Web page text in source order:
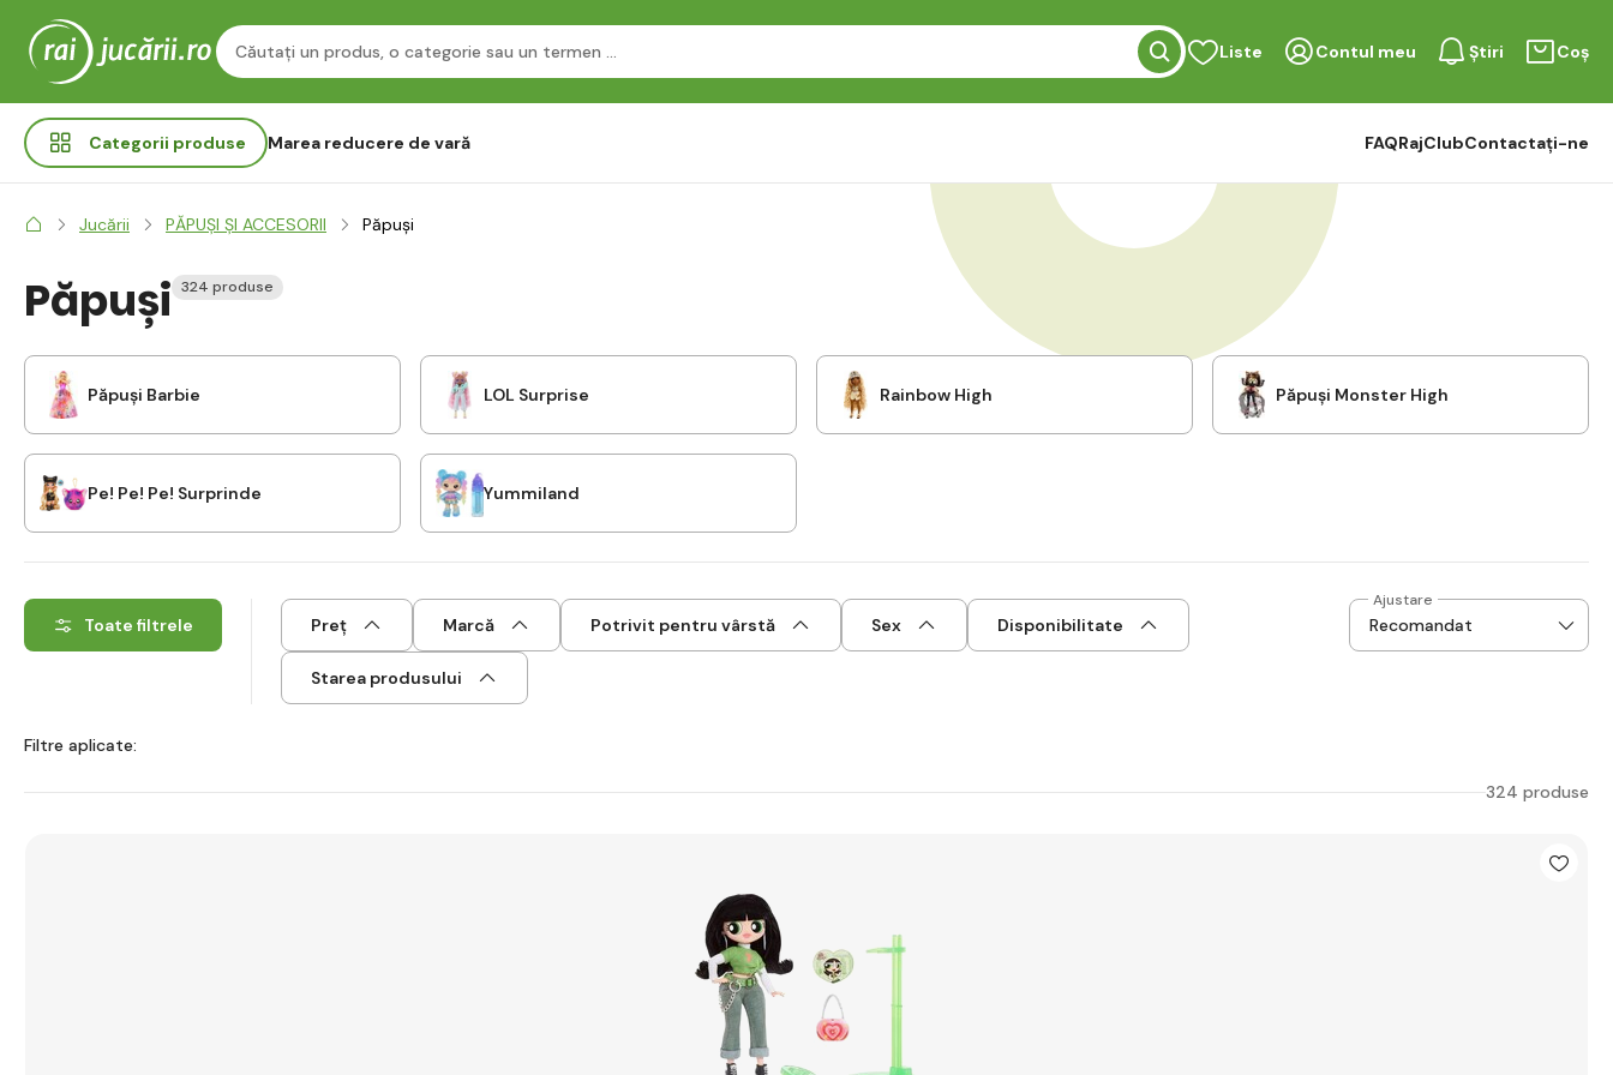
Liste Contul meu Știri Coș
Categorii produse Marea reducere de vară FAQRajClubContactați-ne
Jucării PĂPUȘI ȘI ACCESORII Păpuși
Păpuși 324 produse
Păpuși Barbie LOL Surprise Rainbow High Păpuși Monster High
Pe! Pe! Pe! Surprinde Yummiland
Toate filtrele Preț Marcă Potrivit pentru vârstă Sex Disponibilitate
Starea produsului
Ajustare
Filtre aplicate:
324 produse